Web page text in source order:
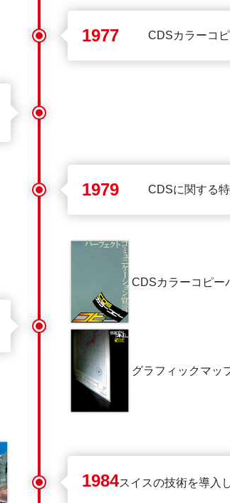
1977 CDSカラーコ
1979 CDSに関する
CDSカラーコピー
グラフィックマッ
1984スイスの技術を導入